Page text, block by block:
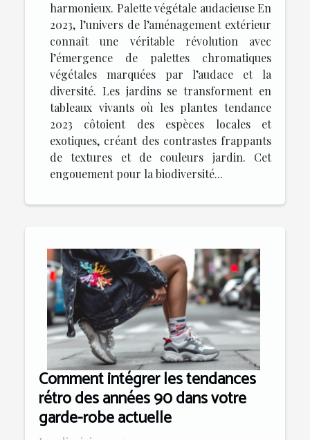
harmonieux. Palette végétale audacieuse En
2023, l’univers de l’aménagement extérieur
connaît une véritable révolution avec
l’émergence de palettes chromatiques
végétales marquées par l’audace et la
diversité. Les jardins se transforment en
tableaux vivants où les plantes tendance
2023 côtoient des espèces locales et
exotiques, créant des contrastes frappants
de textures et de couleurs jardin. Cet
engouement pour la biodiversité...
Comment intégrer les tendances
rétro des années 90 dans votre
garde-robe actuelle